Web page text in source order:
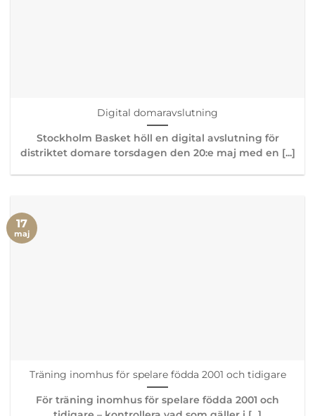
Digital domaravslutning
Stockholm Basket höll en digital avslutning för
distriktet domare torsdagen den 20:e maj med en [...]
Träning inomhus för spelare födda 2001 och tidigare
För träning inomhus för spelare födda 2001 och
17
maj